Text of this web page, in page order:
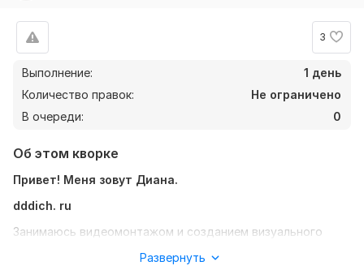
3
Выполнение:
1 день
Количество правок:
Не ограничено
В очереди:
0
Об этом кворке
Привет! Меня зовут Диана.
dddich. ru
Занимаюсь видеомонтажом и созданием визуального
Развернуть